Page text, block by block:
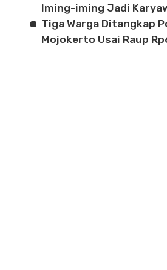
Iming-iming Jadi
Tiga Warga Ditangkap
Mojokerto Usai Raup